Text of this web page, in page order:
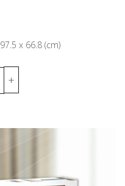
97.5 x 66.8 (cm)